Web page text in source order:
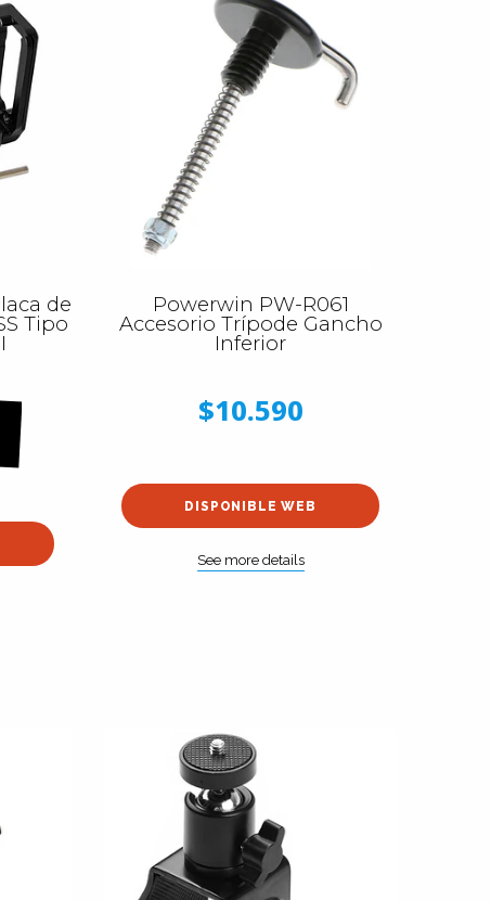
de
Tipo
Powerwin PW-R061
Accesorio Trípode Gancho
Inferior
$10.590
DISPONIBLE WEB
See more details